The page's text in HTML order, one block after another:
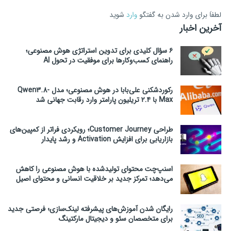
لطفاَ برای وارد شدن به گفتگو وارد شوید
آخرین اخبار
۶ سؤال کلیدی برای تدوین استراتژی هوش مصنوعی؛
راهنمای کسب‌وکارها برای موفقیت در تحول AI
رکوردشکنی علی‌بابا در هوش مصنوعی؛ مدل Qwen3.8-
Max با ۲.۴ تریلیون پارامتر وارد رقابت جهانی شد
طراحی Customer Journey؛ رویکردی فراتر از کمپین‌های
بازاریابی برای افزایش Activation و رشد پایدار
اسنپ‌چت محتوای تولیدشده با هوش مصنوعی را کاهش
می‌دهد؛ تمرکز جدید بر خلاقیت انسانی و محتوای اصیل
رایگان شدن آموزش‌های پیشرفته لینک‌سازی؛ فرصتی جدید
برای متخصصان سئو و دیجیتال مارکتینگ